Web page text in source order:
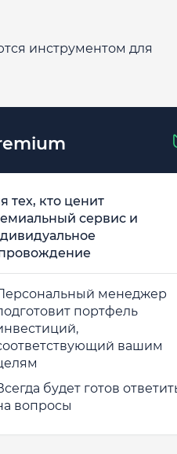
инструментом для
тех, кто ценит
сервис и
менеджер
портфель
вашим
будет готов
вопросы